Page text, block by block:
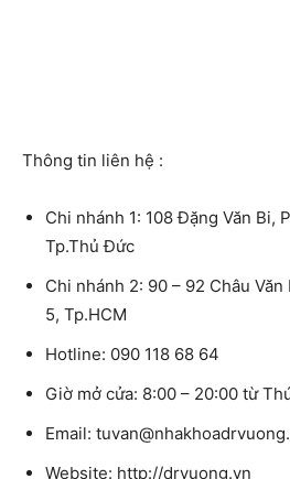
Thông tin liên hệ :
Chi nhánh 1: 108 Đặng Văn Bi,
Tp.Thủ Đức
Chi nhánh 2: 90 – 92 Châu Văn
5, Tp.HCM
Hotline: 090 118 68 64
Giờ mở cửa: 8:00 – 20:00 từ
Email:
Website: http://drvuong.vn